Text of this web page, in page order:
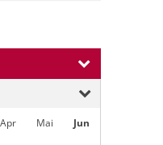
Apr Mai Jun